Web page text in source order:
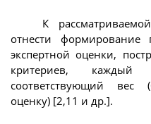
К
отнести формирование
экспертной оценки,
критериев,
соответствующий вес
оценку) [2,11 и др.].